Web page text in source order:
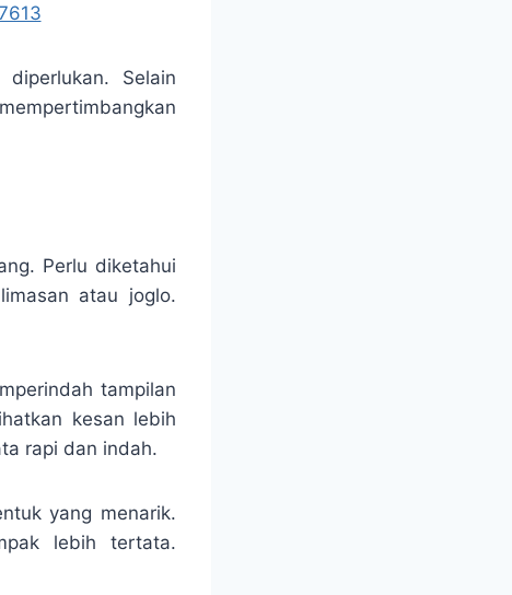
Selain
Perlu diketahui
atau joglo.
tampilan
kesan lebih
rapi dan indah.
yang menarik.
lebih tertata.